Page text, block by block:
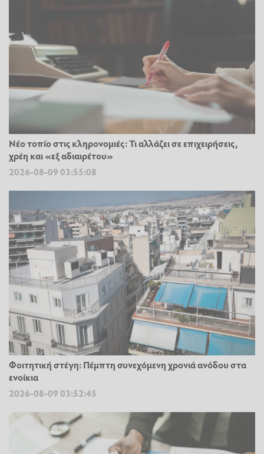
Νέο τοπίο στις κληρονομιές: Τι αλλάζει σε επιχειρήσεις,
χρέη και «εξ αδιαιρέτου»
2026-08-09 03:55:08
Φοιτητική στέγη: Πέμπτη συνεχόμενη χρονιά ανόδου στα
ενοίκια
2026-08-09 03:52:45